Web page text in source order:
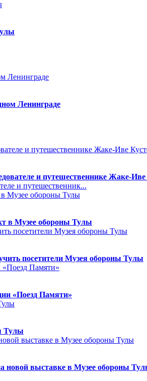
Ленинграде
и путешественнике Жаке-
и путешественник...
в Музее обороны Тулы
посетители Музея обороны Тулы
«Поезд Памяти»
Тулы
новой выставке в Музее обороны